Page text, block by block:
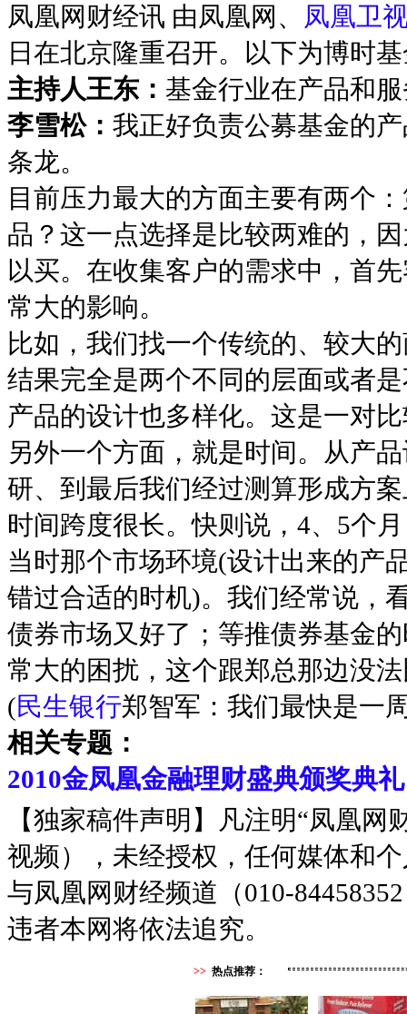
凤凰网财经讯 由凤凰网、 凤凰卫
日在北京隆重召开。以下为博时
主持人王东： 基金行业在产品和
李雪松： 我正好负责公募基金的
条龙。
目前压力最大的方面主要有两个
品？这一点选择是比较两难的，
以买。在收集客户的需求中，首
常大的影响。
比如，我们找一个传统的、较大
结果完全是两个不同的层面或者
产品的设计也多样化。这是一对
另外一个方面，就是时间。从产
研、到最后我们经过测算形成方
时间跨度很长。快则说，4、5个
当时那个市场环境(设计出来的产
错过合适的时机)。我们经常说，
债券市场又好了；等推债券基金
常大的困扰，这个跟郑总那边没
(民生银行郑智军：我们最快是一
相关专题：
2010金凤凰金融理财盛典颁奖典礼
【独家稿件声明】凡注明“凤凰
视频），未经授权，任何媒体和
与凤凰网财经频道（010-
违者本网将依法追究。
>> 热点推荐：